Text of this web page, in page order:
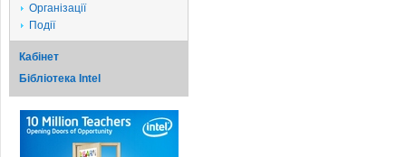
Організації
Події
Кабінет
Бібліотека Intel